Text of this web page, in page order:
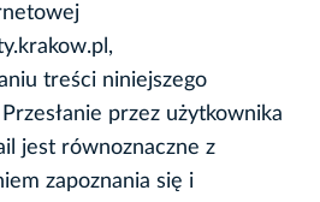
treści niniejszego
przez użytkownika
jest równoznaczne z
zapoznania się i